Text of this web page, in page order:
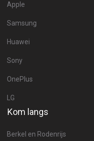
Apple
Samsung
Huawei
Sony
OnePlus
LG
Kom langs
Berkel en Rodenrijs